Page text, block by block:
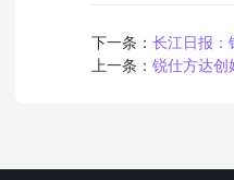
下一条： 长江日报：
上一条： 锐仕方达创